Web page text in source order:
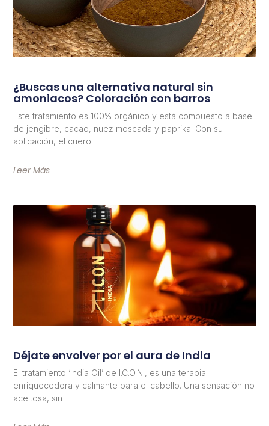
¿Buscas una alternativa natural sin
amoniacos? Coloración con barros
Este tratamiento es 100% orgánico y está compuesto a base
de jengibre, cacao, nuez moscada y paprika. Con su
aplicación, el cuero
Leer Más
Déjate envolver por el aura de India
El tratamiento ‘India Oil’ de I.C.O.N., es una terapia
enriquecedora y calmante para el cabello. Una sensación no
aceitosa, sin